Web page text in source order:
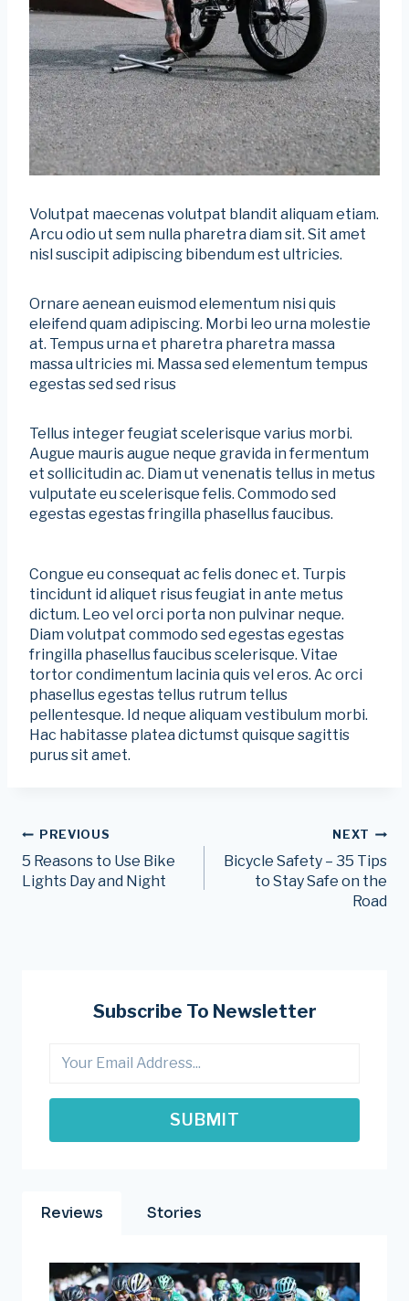
Volutpat maecenas volutpat blandit aliquam etiam.
Arcu odio ut sem nulla pharetra diam sit. Sit amet
nisl suscipit adipiscing bibendum est ultricies.
Ornare aenean euismod elementum nisi quis
eleifend quam adipiscing. Morbi leo urna molestie
at. Tempus urna et pharetra pharetra massa
massa ultricies mi. Massa sed elementum tempus
egestas sed sed risus
Tellus integer feugiat scelerisque varius morbi.
Augue mauris augue neque gravida in fermentum
et sollicitudin ac. Diam ut venenatis tellus in metus
vulputate eu scelerisque felis. Commodo sed
egestas egestas fringilla phasellus faucibus.
Congue eu consequat ac felis donec et. Turpis
tincidunt id aliquet risus feugiat in ante metus
dictum. Leo vel orci porta non pulvinar neque.
Diam volutpat commodo sed egestas egestas
fringilla phasellus faucibus scelerisque. Vitae
tortor condimentum lacinia quis vel eros. Ac orci
phasellus egestas tellus rutrum tellus
pellentesque. Id neque aliquam vestibulum morbi.
Hac habitasse platea dictumst quisque sagittis
purus sit amet.
Post
Navigation
PREVIOUS
5 Reasons to Use Bike
Lights Day and Night
NEXT
Bicycle Safety – 35 Tips
to Stay Safe on the
Road
Subscribe To Newsletter
SUBMIT
Reviews Stories